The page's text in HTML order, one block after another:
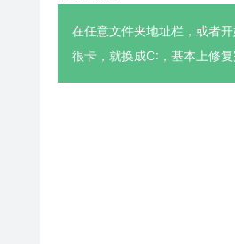
在任意文件夹地址栏，或者
很卡，就换成C:，基本上修